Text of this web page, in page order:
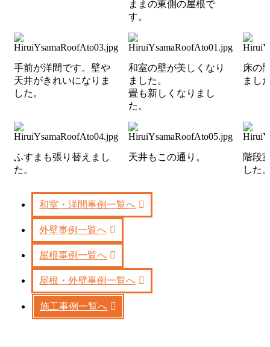
ままの東側の屋根で
す。
手前が洋間です。壁や
天井がきれいになりま
した。
和室の壁が美しくなり
ました。
畳も新しくなりまし
た。
床の
まし
ふすまも張り替えまし
た。
天井もこの通り。
階段
した
和室・洋間事例一覧へ
外壁事例一覧へ
屋根事例一覧へ
屋根・外壁事例一覧へ
施工事例一覧へ